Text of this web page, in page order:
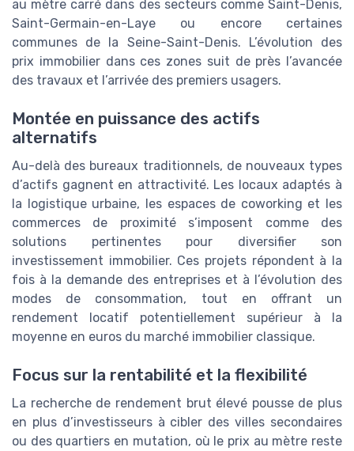
au mètre carré dans des secteurs comme Saint-Denis,
Saint-Germain-en-Laye ou encore certaines
communes de la Seine-Saint-Denis. L’évolution des
prix immobilier dans ces zones suit de près l’avancée
des travaux et l’arrivée des premiers usagers.
Montée en puissance des actifs
alternatifs
Au-delà des bureaux traditionnels, de nouveaux types
d’actifs gagnent en attractivité. Les locaux adaptés à
la logistique urbaine, les espaces de coworking et les
commerces de proximité s’imposent comme des
solutions pertinentes pour diversifier son
investissement immobilier. Ces projets répondent à la
fois à la demande des entreprises et à l’évolution des
modes de consommation, tout en offrant un
rendement locatif potentiellement supérieur à la
moyenne en euros du marché immobilier classique.
Focus sur la rentabilité et la flexibilité
La recherche de rendement brut élevé pousse de plus
en plus d’investisseurs à cibler des villes secondaires
ou des quartiers en mutation, où le prix au mètre reste